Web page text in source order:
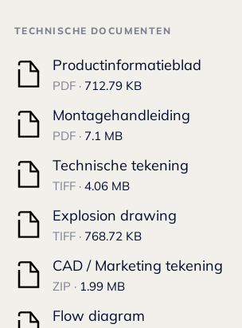
TECHNISCHE DOCUMENTEN
Productinformatieblad
PDF · 712.79 KB
Montagehandleiding
PDF · 7.1 MB
Technische tekening
TIFF · 4.06 MB
Explosion drawing
TIFF · 768.72 KB
CAD / Marketing tekening
ZIP · 1.99 MB
Flow diagram